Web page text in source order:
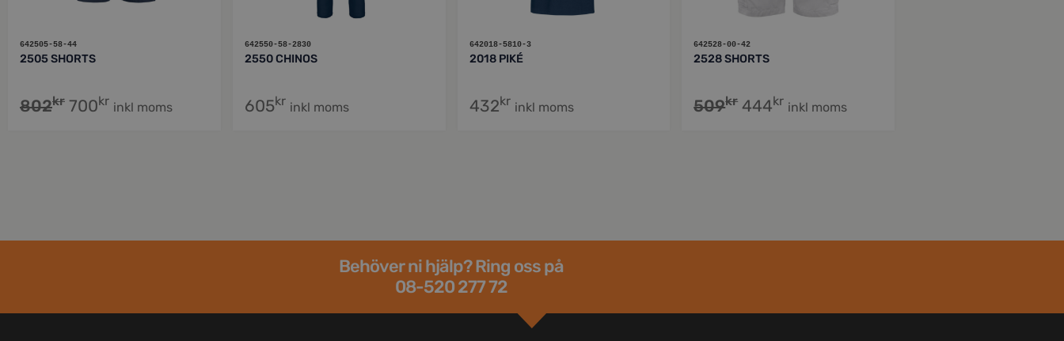
642505-58-44
2505 SHORTS
802kr 700kr inkl moms
642550-58-2830
2550 CHINOS
605kr inkl moms
642018-5810-3
2018 PIKÉ
432kr inkl moms
642528-00-42
2528 SHORTS
509kr 444kr inkl moms
Behöver ni hjälp? Ring oss på
08-520 277 72